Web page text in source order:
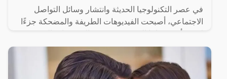
في عصر التكنولوجيا الحديثة وانتشار وسائل التواصل
الاجتماعي، أصبحت الفيديوهات الطريفة والمضحكة جزءًا
انتشرت